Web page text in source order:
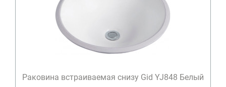
Раковина встраиваемая снизу Gid YJ848 Белый